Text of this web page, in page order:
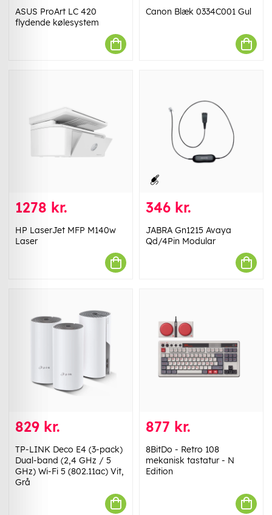
ASUS ProArt LC 420
flydende kølesystem
Canon Blæk 0334C001 Gul
1278 kr.
HP LaserJet MFP M140w
Laser
346 kr.
JABRA Gn1215 Avaya
Qd/4Pin Modular
829 kr.
TP-LINK Deco E4 (3-pack)
Dual-band (2,4 GHz / 5
GHz) Wi-Fi 5 (802.11ac) Vit,
Grå
877 kr.
8BitDo - Retro 108
mekanisk tastatur - N
Edition